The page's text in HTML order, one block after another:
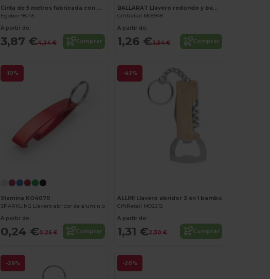
Cinta de 5 metros fabricada con ABS reciclado (100% rABS) y bambú
Egotier 98145
A partir de:
3,87 €4,24 € Comprar
BALLARAT Llavero redondo y bambú
GiftRetail MO9948
A partir de:
1,26 €2,54 € Comprar
-10%
Stamina KO4070
SPARKLING Llavero abridor de aluminio
A partir de:
0,24 €0,26 € Comprar
-43%
ALLIN1 Llavero abridor 3 en 1 bambú
GiftRetail MO2212
A partir de:
1,31 €2,30 € Comprar
-29% -20%